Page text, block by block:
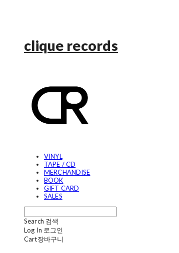
clique records
VINYL
TAPE / CD
MERCHANDISE
BOOK
GIFT CARD
SALES
Search 검색
Log In 로그인
Cart장바구니